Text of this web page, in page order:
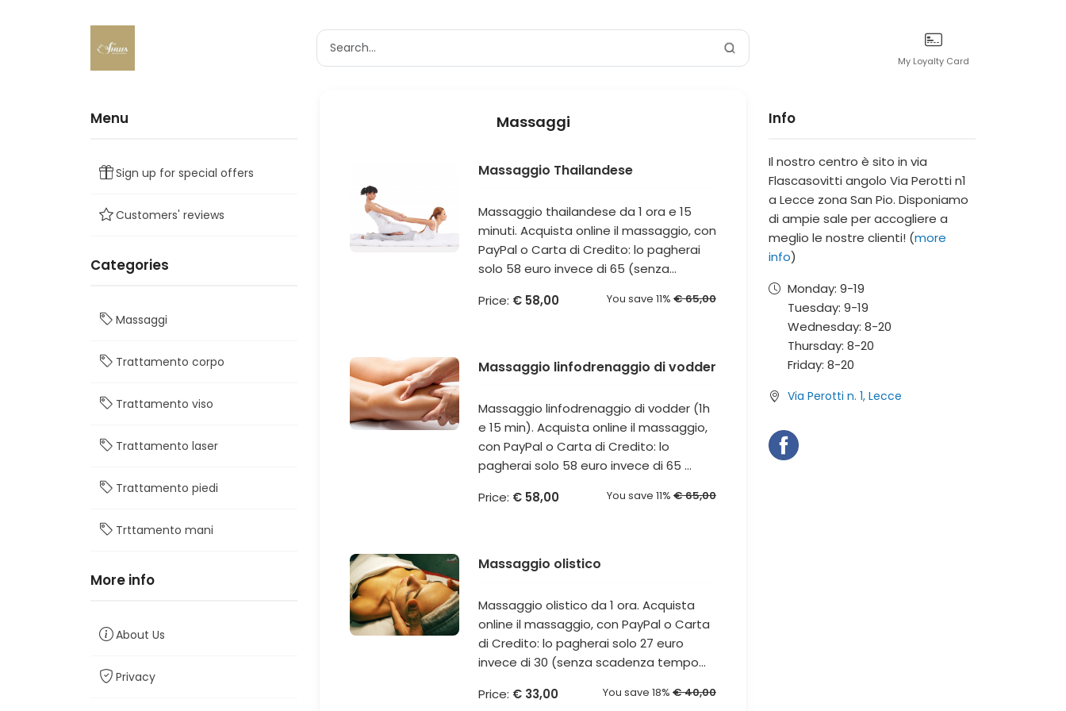
My Loyalty Card
Menu
Sign up for special offers
Customers' reviews
Categories
Massaggi
Trattamento corpo
Trattamento viso
Trattamento laser
Trattamento piedi
Trttamento mani
More info
About Us
Privacy
Massaggi
Massaggio Thailandese
Massaggio thailandese da 1 ora e 15
minuti. Acquista online il massaggio, con
PayPal o Carta di Credito: lo pagherai
solo 58 euro invece di 65 (senza...
Price: € 58,00 You save 11% € 65,00
Massaggio linfodrenaggio di vodder
Massaggio linfodrenaggio di vodder (1h
e 15 min). Acquista online il massaggio,
con PayPal o Carta di Credito: lo
pagherai solo 58 euro invece di 65 ...
Price: € 58,00 You save 11% € 65,00
Massaggio olistico
Massaggio olistico da 1 ora. Acquista
online il massaggio, con PayPal o Carta
di Credito: lo pagherai solo 27 euro
invece di 30 (senza scadenza tempo...
Price: € 33,00 You save 18% € 40,00
Info
Il nostro centro è sito in via
Flascasovitti angolo Via Perotti n1
a Lecce zona San Pio. Disponiamo
di ampie sale per accogliere a
meglio le nostre clienti! (more
info)
Monday: 9-19
Tuesday: 9-19
Wednesday: 8-20
Thursday: 8-20
Friday: 8-20
Via Perotti n. 1, Lecce